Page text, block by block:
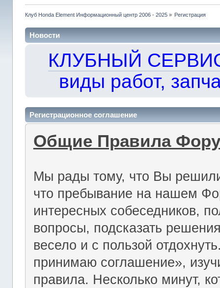
Клуб Honda Element Информационный центр 2006 - 2025» Регистрация
Новости
КЛУБНЫЙ
виды работ,
Регистрационное соглашение
Общие Правила
Мы рады тому, что Вы
что пребывание на нашем
интересных собеседников,
вопросы, подсказать
весело и с пользой
принимаю соглашение»,
правила. Несколько минут,